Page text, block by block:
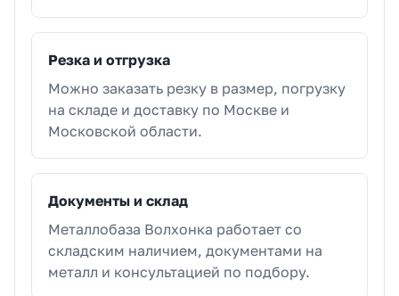
Резка и отгрузка
Можно заказать резку в размер, погрузку
на складе и доставку по Москве и
Московской области.
Документы и склад
Металлобаза Волхонка работает со
складским наличием, документами на
металл и консультацией по подбору.